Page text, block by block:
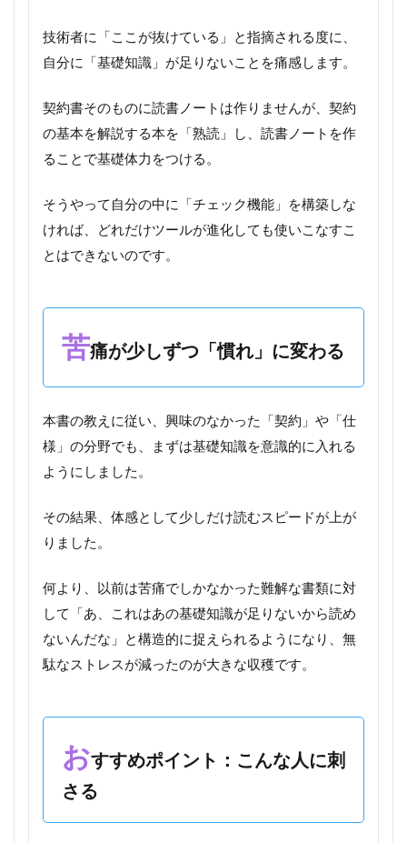
技術者に「ここが抜けている」と指摘される度に、
自分に「基礎知識」が足りないことを痛感します。
契約書そのものに読書ノートは作りませんが、契約
の基本を解説する本を「熟読」し、読書ノートを作
ることで基礎体力をつける。
そうやって自分の中に「チェック機能」を構築しな
ければ、どれだけツールが進化しても使いこなすこ
とはできないのです。
苦痛が少しずつ「慣れ」に変わる
本書の教えに従い、興味のなかった「契約」や「仕
様」の分野でも、まずは基礎知識を意識的に入れる
ようにしました。
その結果、体感として少しだけ読むスピードが上が
りました。
何より、以前は苦痛でしかなかった難解な書類に対
して「あ、これはあの基礎知識が足りないから読め
ないんだな」と構造的に捉えられるようになり、無
駄なストレスが減ったのが大きな収穫です。
おすすめポイント：こんな人に刺
さる